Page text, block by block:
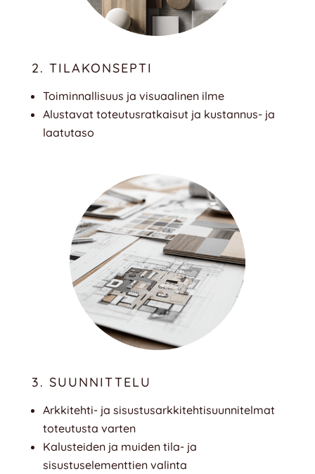
2. TILAKONSEPTI
Toiminnallisuus ja visuaalinen ilme
Alustavat toteutusratkaisut ja kustannus- ja
laatutaso
3. SUUNNITTELU
Arkkitehti- ja sisustusarkkitehtisuunnitelmat
toteutusta varten
Kalusteiden ja muiden tila- ja
sisustuselementtien valinta